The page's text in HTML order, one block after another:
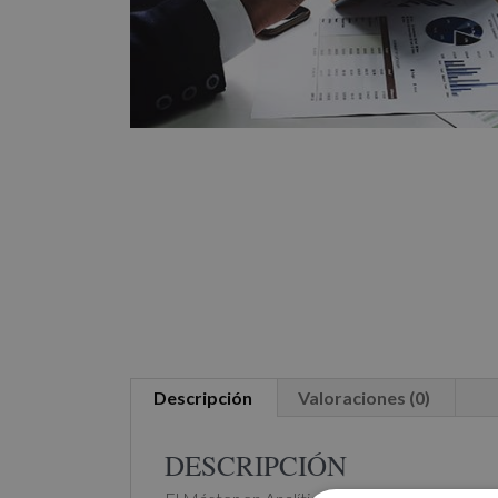
Descripción Valoraciones (0)
DESCRIPCIÓN